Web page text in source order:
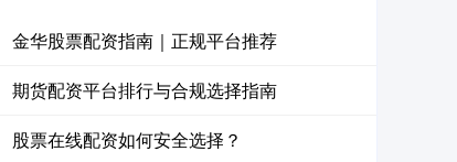
金华股票配资指南｜正规平台推荐
期货配资平台排行与合规选择指南
股票在线配资如何安全选择？